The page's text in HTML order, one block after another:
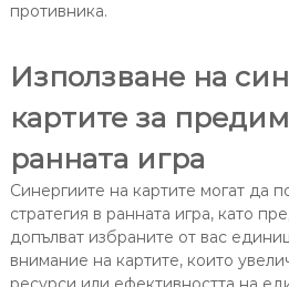
противника.
Използване на
картите за
ранната игра
Синергиите на картите могат да
стратегия в ранната игра, като
допълват избраните от вас
внимание на картите, които